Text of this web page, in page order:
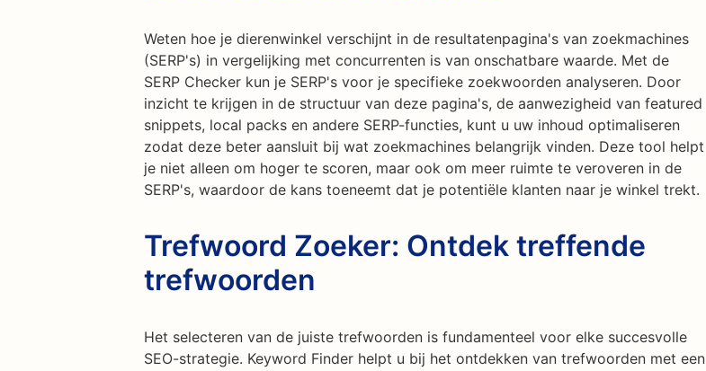
Weten hoe je dierenwinkel verschijnt in de resultatenpagina's van zoekmachines
(SERP's) in vergelijking met concurrenten is van onschatbare waarde. Met de
SERP Checker kun je SERP's voor je specifieke zoekwoorden analyseren. Door
inzicht te krijgen in de structuur van deze pagina's, de aanwezigheid van featured
snippets, local packs en andere SERP-functies, kunt u uw inhoud optimaliseren
zodat deze beter aansluit bij wat zoekmachines belangrijk vinden. Deze tool helpt
je niet alleen om hoger te scoren, maar ook om meer ruimte te veroveren in de
SERP's, waardoor de kans toeneemt dat je potentiële klanten naar je winkel trekt.
Trefwoord Zoeker: Ontdek treffende
trefwoorden
Het selecteren van de juiste trefwoorden is fundamenteel voor elke succesvolle
SEO-strategie. Keyword Finder helpt u bij het ontdekken van trefwoorden met een